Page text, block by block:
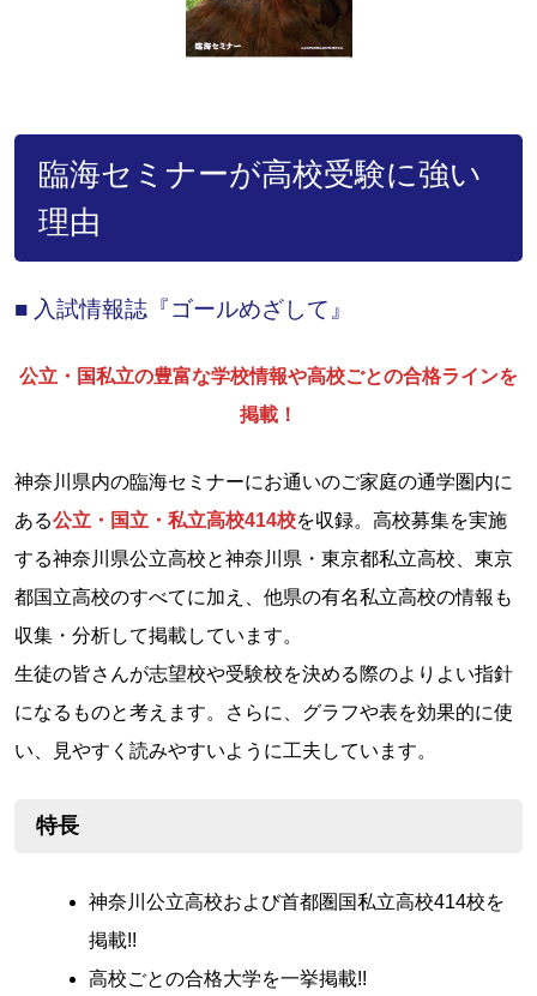
臨海セミナーが高校受験に強い
理由
■ 入試情報誌『ゴールめざして』
公立・国私立の豊富な学校情報や高校ごとの合格ラインを
掲載！
神奈川県内の臨海セミナーにお通いのご家庭の通学圏内に
ある公立・国立・私立高校414校を収録。高校募集を実施
する神奈川県公立高校と神奈川県・東京都私立高校、東京
都国立高校のすべてに加え、他県の有名私立高校の情報も
収集・分析して掲載しています。
生徒の皆さんが志望校や受験校を決める際のよりよい指針
になるものと考えます。さらに、グラフや表を効果的に使
い、見やすく読みやすいように工夫しています。
特長
神奈川公立高校および首都圏国私立高校414校を
掲載!!
高校ごとの合格大学を一挙掲載!!